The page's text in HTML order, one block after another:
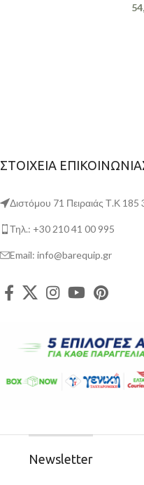
ΣΤΟΙΧΕΙΑ
Διστόμου 71 Πειραιάς Τ.Κ 185
Τηλ.: +30 210 41 00 995
Email: info@barequip.gr
Newsletter